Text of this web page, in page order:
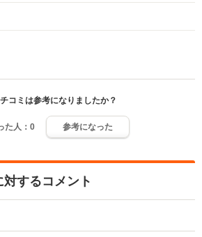
コミは参考になりましたか？
た人： 0 参考になった
するコメント